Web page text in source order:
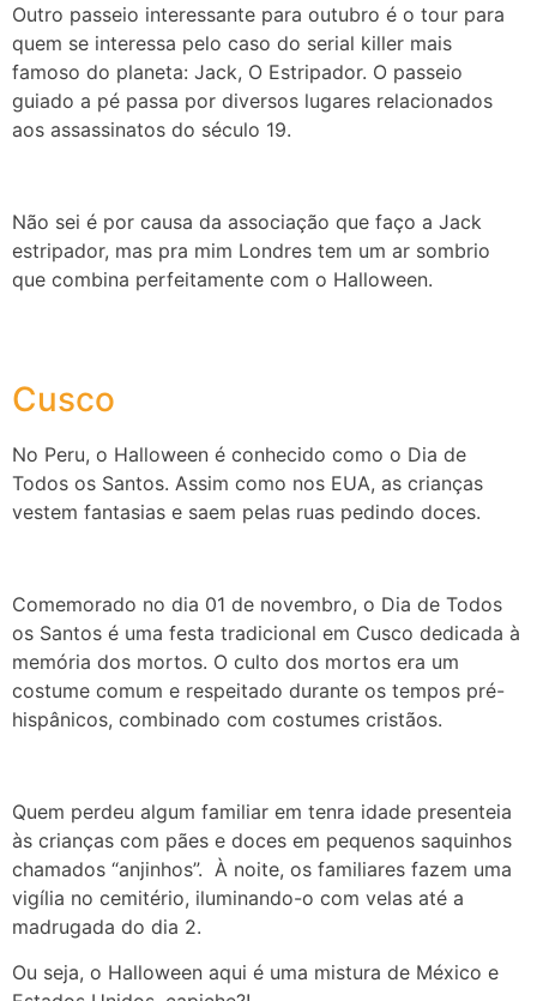
Outro passeio interessante para outubro é o tour para
quem se interessa pelo caso do serial killer mais
famoso do planeta: Jack, O Estripador. O passeio
guiado a pé passa por diversos lugares relacionados
aos assassinatos do século 19.
Não sei é por causa da associação que faço a Jack
estripador, mas pra mim Londres tem um ar sombrio
que combina perfeitamente com o Halloween.
Cusco
No Peru, o Halloween é conhecido como o Dia de
Todos os Santos. Assim como nos EUA, as crianças
vestem fantasias e saem pelas ruas pedindo doces.
Comemorado no dia 01 de novembro, o Dia de Todos
os Santos é uma festa tradicional em Cusco dedicada à
memória dos mortos. O culto dos mortos era um
costume comum e respeitado durante os tempos pré-
hispânicos, combinado com costumes cristãos.
Quem perdeu algum familiar em tenra idade presenteia
às crianças com pães e doces em pequenos saquinhos
chamados “anjinhos”. À noite, os familiares fazem uma
vigília no cemitério, iluminando-o com velas até a
madrugada do dia 2.
Ou seja, o Halloween aqui é uma mistura de México e